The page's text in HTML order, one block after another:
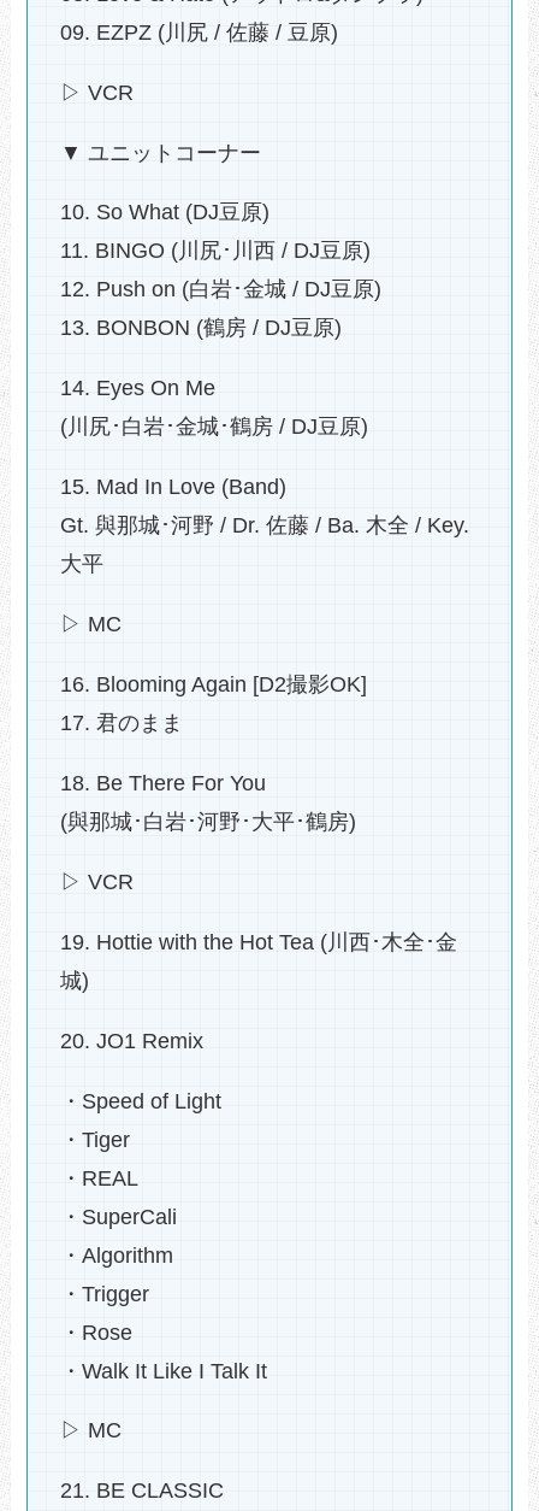
09. EZPZ (川尻 / 佐藤 / 豆原)
▷ VCR
▼ ユニットコーナー
10. So What (DJ豆原)
11. BINGO (川尻･川西 / DJ豆原)
12. Push on (白岩･金城 / DJ豆原)
13. BONBON (鶴房 / DJ豆原)
14. Eyes On Me
(川尻･白岩･金城･鶴房 / DJ豆原)
15. Mad In Love (Band)
Gt. 與那城･河野 / Dr. 佐藤 / Ba. 木全 / Key.
大平
▷ MC
16. Blooming Again [D2撮影OK]
17. 君のまま
18. Be There For You
(與那城･白岩･河野･大平･鶴房)
▷ VCR
19. Hottie with the Hot Tea (川西･木全･金
城)
20. JO1 Remix
・Speed of Light
・Tiger
・REAL
・SuperCali
・Algorithm
・Trigger
・Rose
・Walk It Like I Talk It
▷ MC
21. BE CLASSIC